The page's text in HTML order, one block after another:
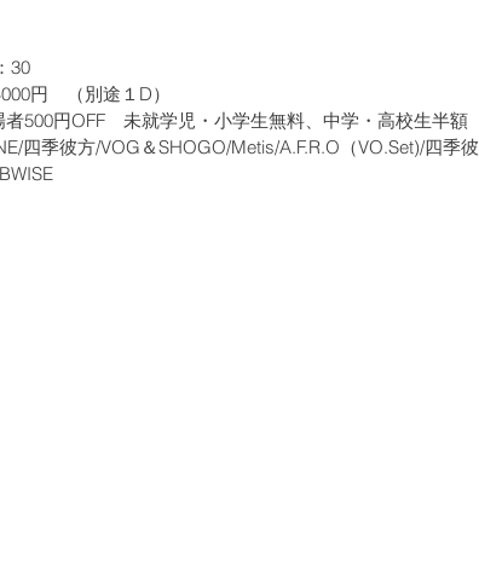
17：30
円　（別途１D）
500円OFF　未就学児・小学生無料、中学・高校生半額
四季彼方/VOG＆SHOGO/Metis/A.F.R.O（VO.Set)/四季彼